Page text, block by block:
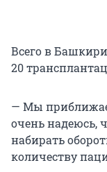
Всего в
20
— Мы
очень
набирать
количеству